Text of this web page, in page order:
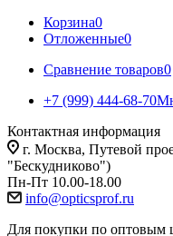
Корзина0
Отложенные0
Сравнение товаров0
+7 (999) 444-68-70
Контактная информация
г. Москва, Путевой
"Бескудниково")
Пн-Пт 10.00-18.00
info@opticsprof.ru
Для покупки по оптовым